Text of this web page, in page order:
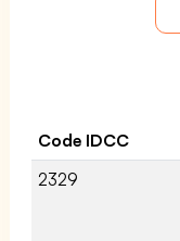
Code IDCC
2329